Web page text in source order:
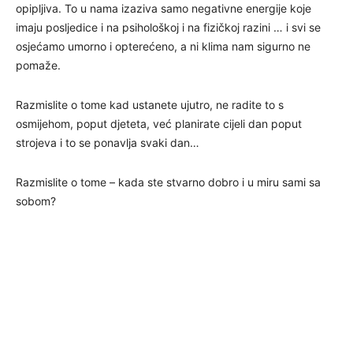
opipljiva. To u nama izaziva samo negativne energije koje
imaju posljedice i na psihološkoj i na fizičkoj razini … i svi se
osjećamo umorno i opterećeno, a ni klima nam sigurno ne
pomaže.
Razmislite o tome kad ustanete ujutro, ne radite to s
osmijehom, poput djeteta, već planirate cijeli dan poput
strojeva i to se ponavlja svaki dan…
Razmislite o tome – kada ste stvarno dobro i u miru sami sa
sobom?